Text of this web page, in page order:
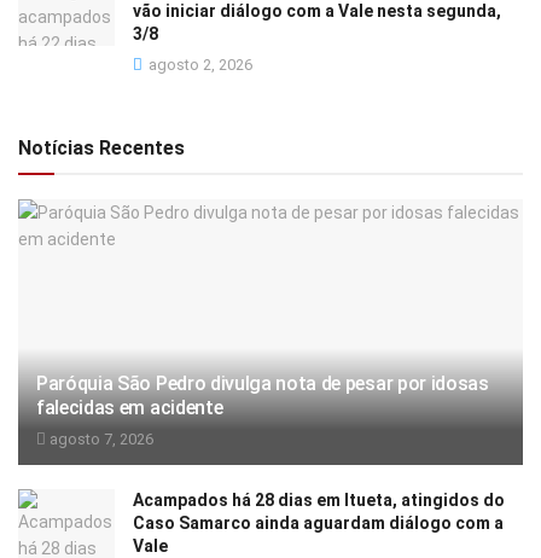
vão iniciar diálogo com a Vale nesta segunda,
3/8
agosto 2, 2026
Notícias Recentes
Paróquia São Pedro divulga nota de pesar por idosas
falecidas em acidente
agosto 7, 2026
Acampados há 28 dias em Itueta, atingidos do
Caso Samarco ainda aguardam diálogo com a
Vale